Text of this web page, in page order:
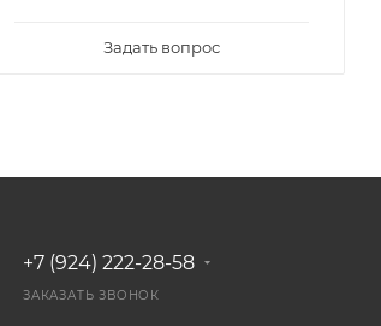
Задать вопрос
+7 (924) 222-28-58
ЗАКАЗАТЬ ЗВОНОК